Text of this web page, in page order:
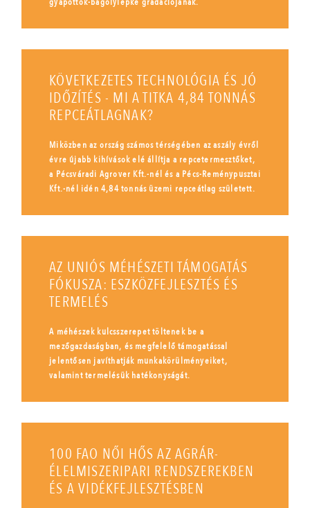
KÖVETKEZETES TECHNOLÓGIA ÉS JÓ
IDŐZÍTÉS - MI A TITKA 4,84 TONNÁS
REPCEÁTLAGNAK?
Miközben az ország számos térségében az aszály évről
évre újabb kihívások elé állítja a repcetermesztőket,
a Pécsváradi Agrover Kft.-nél és a Pécs-Reménypusztai
Kft.-nél idén 4,84 tonnás üzemi repceátlag született.
AZ UNIÓS MÉHÉSZETI TÁMOGATÁS
FÓKUSZA: ESZKÖZFEJLESZTÉS ÉS
TERMELÉS
A méhészek kulcsszerepet töltenek be a
mezőgazdaságban, és megfelelő támogatással
jelentősen javíthatják munkakörülményeiket,
valamint termelésük hatékonyságát.
100 FAO NŐI HŐS AZ AGRÁR-
ÉLELMISZERIPARI RENDSZEREKBEN
ÉS A VIDÉKFEJLESZTÉSBEN